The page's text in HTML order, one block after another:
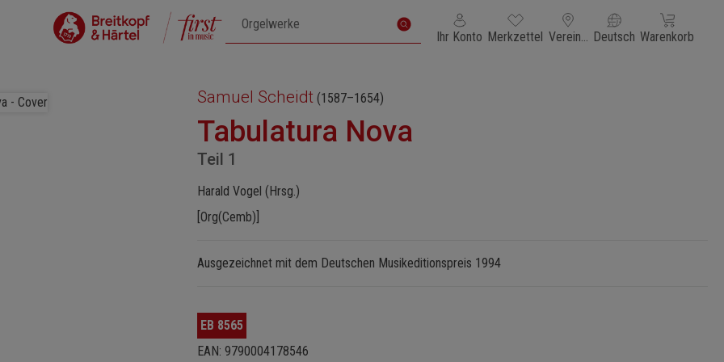
Ihr Konto Du hast 0 Produkte auf dem Merkzettel
Merkzettel Vereinigte Staaten von Amerika
Deutsch Warenkorb
Warenkorb
Samuel Scheidt (1587–1654)
Tabulatura Nova
Teil 1
Harald Vogel (Hrsg.)
[Org(Cemb)]
Ausgezeichnet mit dem Deutschen Musikeditionspreis 1994
EB 8565
EAN: 9790004178546